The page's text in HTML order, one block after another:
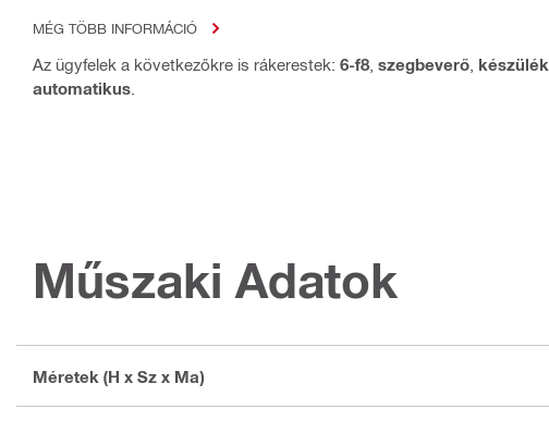
MÉG TÖBB INFORMÁCIÓ
Az ügyfelek a következőkre is rákerestek: 6-f8 szegbeverő készülék
automatikus
Műszaki Adatok
Méretek (H x Sz x Ma)